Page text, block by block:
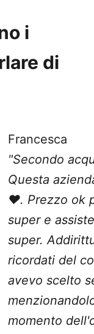
i
di
Francesca
"Secondo
Questa
❤️. Prezzo ok
super e
super.
ricordati del
avevo scelto
momento